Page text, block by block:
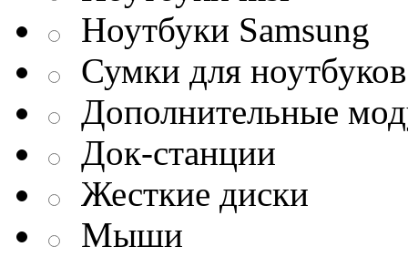
Ноутбуки Samsung
Сумки для ноутбуков
Дополнительные
Док-станции
Жесткие диски
Мыши